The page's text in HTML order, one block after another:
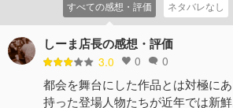
すべての感想・評価 ネタバレなし
しーま店長の感想・評価
3.0 0 0
都会を舞台にした作品とは対極に
持った登場人物たちが近年では新鮮